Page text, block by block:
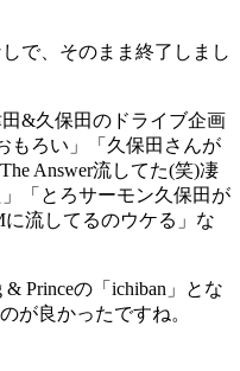
で、そのまま終了しまし
&久保田のドライブ企画
もろい」「久保田さんが
Answer流してた(笑)凄
「とろサーモン久保田が
流してるのウケる」な
Princeの「ichiban」とな
が良かったですね。